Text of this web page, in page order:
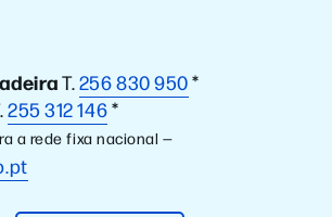
T.256 830 950*
255 312 146*
a rede fixa nacional —